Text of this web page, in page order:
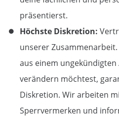
präsentierst.
Höchste Diskretion:
unserer
aus einem
verändern möchtest,
Diskretion. Wir arbeiten
Sperrvermerken und